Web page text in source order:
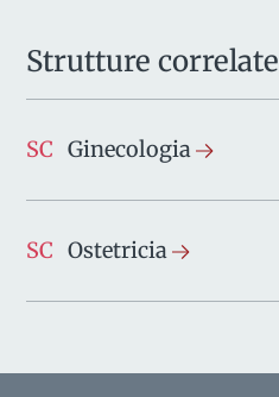
Strutture correlate
SC Ginecologia
SC Ostetricia